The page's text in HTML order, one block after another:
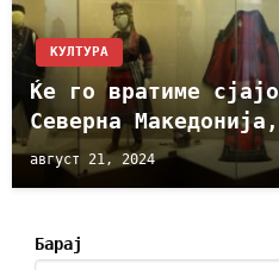
КУЛТУРА
Ќе го вратиме
Северна
август 21, 2024
Барај